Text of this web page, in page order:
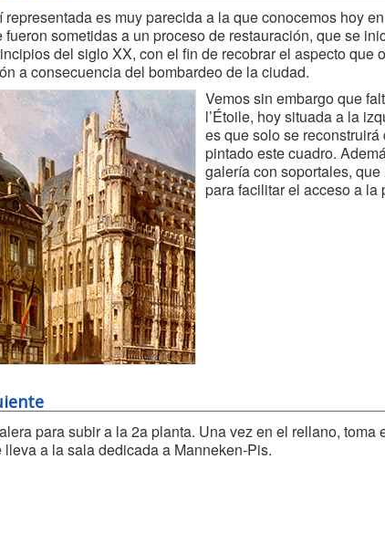
representada es muy parecida a la que conocemos hoy
fueron sometidas a un proceso de restauración, que se
del siglo XX, con el fin de recobrar el aspecto que
a consecuencia del bombardeo de la ciudad.
Vemos sin embargo que
l’Étoile, hoy situada a la
es que solo se
pintado este cuadro.
galería con soportales,
para facilitar el acceso a la
para subir a la 2a planta. Una vez en el rellano, toma
lleva a la sala dedicada a Manneken-Pis.